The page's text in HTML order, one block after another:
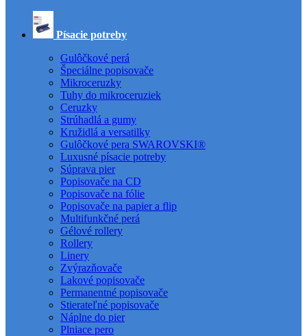
Písacie potreby
Gulôčkové perá
Špeciálne popisovače
Mikroceruzky
Tuhy do mikroceruziek
Ceruzky
Strúhadlá a gumy
Kružidlá a versatilky
Gulôčkové pera SWAROVSKI®
Luxusné písacie potreby
Súprava pier
Popisovače na CD
Popisovače na fólie
Popisovače na papier a flip
Multifunkčné perá
Gélové rollery
Rollery
Linery
Zvýrazňovače
Lakové popisovače
Permanentné popisovače
Stierateľné popisovače
Náplne do pier
Plniace pero